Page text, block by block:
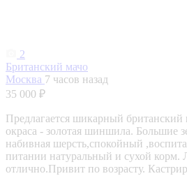
2
Британский мачо
Москва 7 часов назад
35 000 ₽
Предлагается шикарный британский
окраса - золотая шиншила. Большие
набивная шерсть,спокойный
питании натуральный и сухой корм.
отлично.Привит по возрасту.